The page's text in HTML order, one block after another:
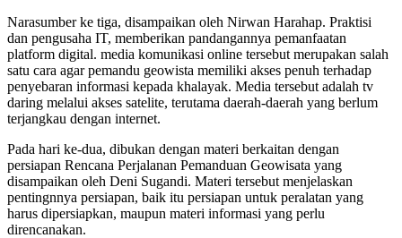
Narasumber ke tiga, disampaikan oleh Nirwan Harahap. Praktisi
dan pengusaha IT, memberikan pandangannya pemanfaatan
platform digital. media komunikasi online tersebut merupakan salah
satu cara agar pemandu geowista memiliki akses penuh terhadap
penyebaran informasi kepada khalayak. Media tersebut adalah tv
daring melalui akses satelite, terutama daerah-daerah yang berlum
terjangkau dengan internet.
Pada hari ke-dua, dibukan dengan materi berkaitan dengan
persiapan Rencana Perjalanan Pemanduan Geowisata yang
disampaikan oleh Deni Sugandi. Materi tersebut menjelaskan
pentingnnya persiapan, baik itu persiapan untuk peralatan yang
harus dipersiapkan, maupun materi informasi yang perlu
direncanakan.